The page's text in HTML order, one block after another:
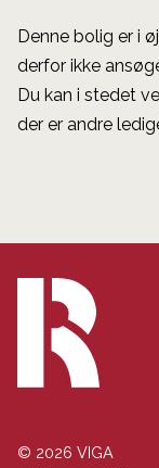
Denne bolig er i
derfor ikke
Du kan i stedet
der er andre
© 2026 VIGA